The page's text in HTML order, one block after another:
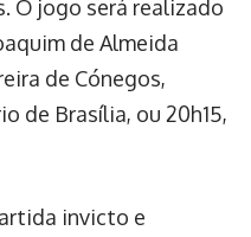
O jogo será realizado
de Almeida
de Cónegos,
de Brasília, ou 20h15,
invicto e